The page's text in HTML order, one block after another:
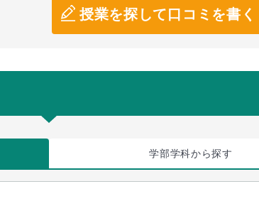
授業を探して口コミを書く
学部学科から探す